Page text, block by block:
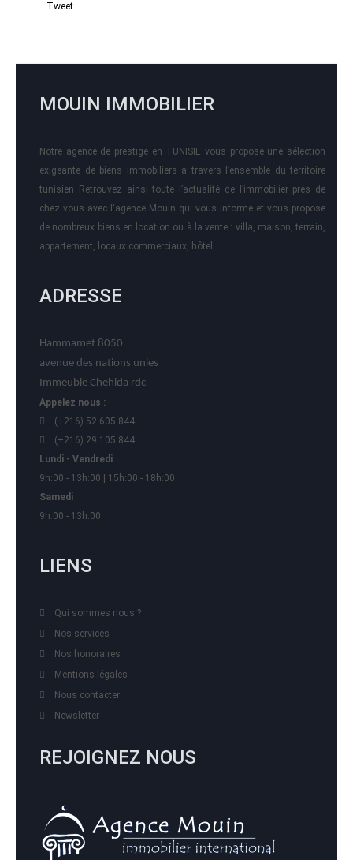
Tweet
MOUIN IMMOBILIER
Notre agence de prestige en TUNISIE vous propose une sélection
exigeante de biens immobiliers à travers l’ensemble du territoire
tunisien Retrouvez ainsi toute l’actualité de l’immobilier près de
chez vous avec l'agence Mouin qui vous informe et vous propose
de nombreux biens en location ou à la vente : villa, maison, terrain,
appartement, locaux commerciaux, hôtel….
ADRESSE
Hammamet 8050
avenue des nations unies
Immeuble Chehida rdc
Appelez nous :
(+216) 52 605 844
(+216) 29 105 844
Lundi - Vendredi
9h:00 - 13h:00 | 15h:00 - 18h:00
Samedi
9h:00 - 13h:00
LIENS
Qui sommes nous ?
Nos services
Nos honoraires
Mentions légales
Nous contacter
Newsletter
REJOIGNEZ NOUS